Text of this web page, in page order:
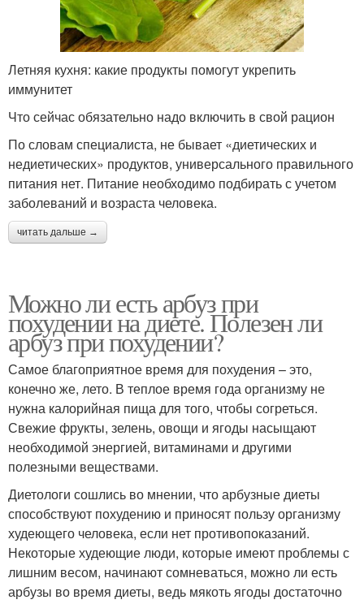
Летняя кухня: какие продукты помогут укрепить
иммунитет
Что сейчас обязательно надо включить в свой рацион
По словам специалиста, не бывает «диетических и
недиетических» продуктов, универсального правильного
питания нет. Питание необходимо подбирать с учетом
заболеваний и возраста человека.
читать дальше →
Можно ли есть арбуз при
похудении на диете. Полезен ли
арбуз при похудении?
Самое благоприятное время для похудения – это,
конечно же, лето. В теплое время года организму не
нужна калорийная пища для того, чтобы согреться.
Свежие фрукты, зелень, овощи и ягоды насыщают
необходимой энергией, витаминами и другими
полезными веществами.
Диетологи сошлись во мнении, что арбузные диеты
способствуют похудению и приносят пользу организму
худеющего человека, если нет противопоказаний.
Некоторые худеющие люди, которые имеют проблемы с
лишним весом, начинают сомневаться, можно ли есть
арбузы во время диеты, ведь мякоть ягоды достаточно